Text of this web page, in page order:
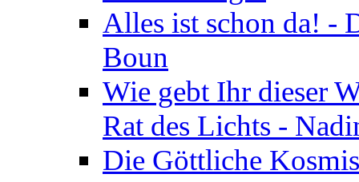
Alles ist schon da! -
Boun
Wie gebt Ihr dieser
Rat des Lichts -
Die Göttliche